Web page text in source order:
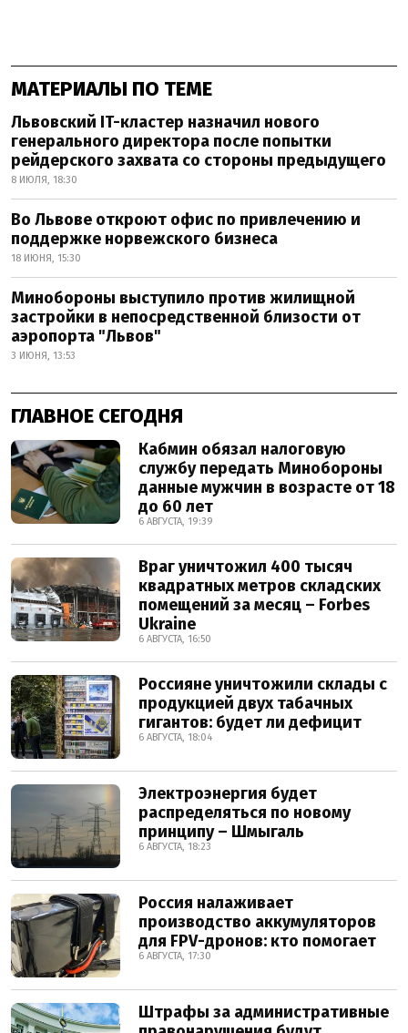
МАТЕРИАЛЫ ПО ТЕМЕ
Львовский IT-кластер назначил нового
генерального директора после попытки
рейдерского захвата со стороны предыдущего
8 ИЮЛЯ, 18:30
Во Львове откроют офис по привлечению и
поддержке норвежского бизнеса
18 ИЮНЯ, 15:30
Минобороны выступило против жилищной
застройки в непосредственной близости от
аэропорта "Львов"
3 ИЮНЯ, 13:53
ГЛАВНОЕ СЕГОДНЯ
Кабмин обязал налоговую
службу передать Минобороны
данные мужчин в возрасте от 18
до 60 лет
6 АВГУСТА, 19:39
Враг уничтожил 400 тысяч
квадратных метров складских
помещений за месяц – Forbes
Ukraine
6 АВГУСТА, 16:50
Россияне уничтожили склады с
продукцией двух табачных
гигантов: будет ли дефицит
6 АВГУСТА, 18:04
Электроэнергия будет
распределяться по новому
принципу – Шмыгаль
6 АВГУСТА, 18:23
Россия налаживает
производство аккумуляторов
для FPV-дронов: кто помогает
6 АВГУСТА, 17:30
Штрафы за административные